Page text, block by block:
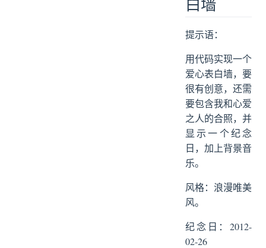
提示语：
用代码实现一个
爱心表白墙，要
很有创意，还需
要包含我和心爱
之人的合照，并
显示一个纪念
日，加上背景音
乐。
风格：浪漫唯美
风。
纪念日：2012-
02-26